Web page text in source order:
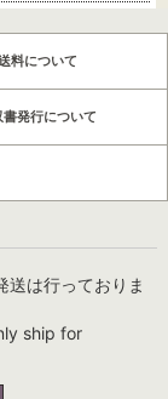
料について
書発行について
送は行っておりま
ship for